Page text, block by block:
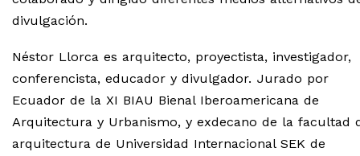
divulgación.
Néstor Llorca es arquitecto, proyectista, investigador,
conferencista, educador y divulgador. Jurado por
Ecuador de la XI BIAU Bienal Iberoamericana de
Arquitectura y Urbanismo, y exdecano de la facultad
arquitectura de Universidad Internacional SEK de